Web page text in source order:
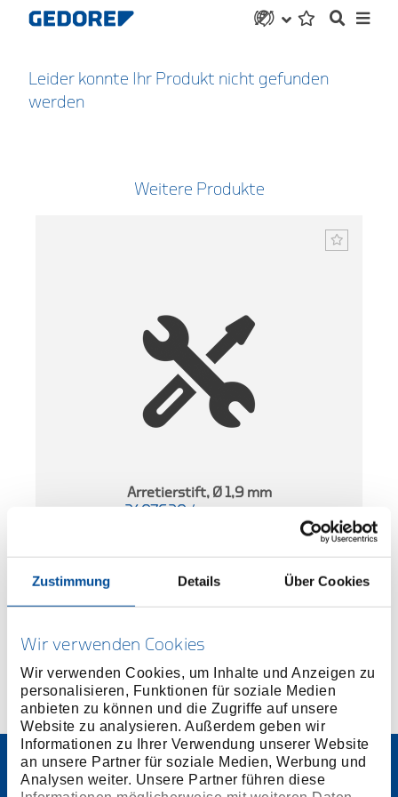
Zustimmung Details Über Cookies
Wir verwenden Cookies
Wir verwenden Cookies, um Inhalte und Anzeigen zu
personalisieren, Funktionen für soziale Medien
anbieten zu können und die Zugriffe auf unsere
Website zu analysieren. Außerdem geben wir
Informationen zu Ihrer Verwendung unserer Website
an unsere Partner für soziale Medien, Werbung und
Analysen weiter. Unsere Partner führen diese
Leider konnte Ihr Produkt nicht gefunden
werden
Weitere Produkte
Arretierstift, Ø 1,9 mm
2407620/